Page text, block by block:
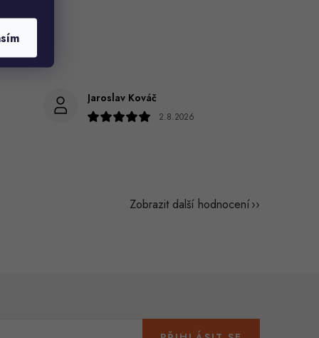
Jaroslav Kováč
2.8.2026
Zobrazit další hodnocení